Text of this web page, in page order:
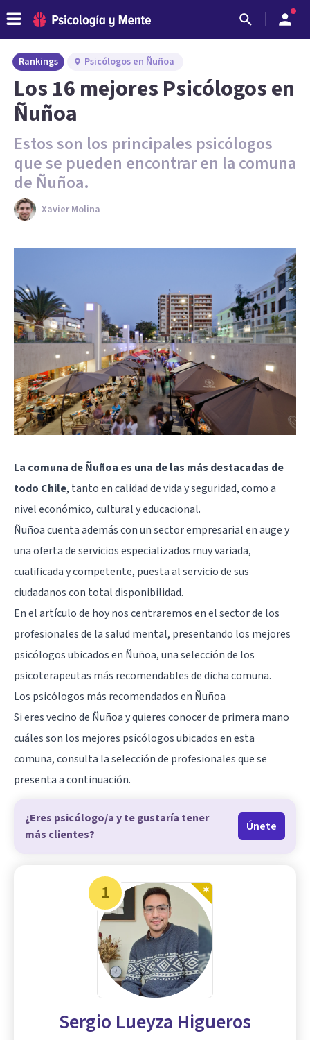
Rankings Psicólogos en Ñuñoa
Los 16 mejores Psicólogos en
Ñuñoa
Estos son los principales psicólogos
que se pueden encontrar en la comuna
de Ñuñoa.
Xavier Molina
La comuna de Ñuñoa es una de las más destacadas de
todo Chile, tanto en calidad de vida y seguridad, como a
nivel económico, cultural y educacional.
Ñuñoa cuenta además con un sector empresarial en auge y
una oferta de servicios especializados muy variada,
cualificada y competente, puesta al servicio de sus
ciudadanos con total disponibilidad.
En el artículo de hoy nos centraremos en el sector de los
profesionales de la salud mental, presentando los mejores
psicólogos ubicados en Ñuñoa, una selección de los
psicoterapeutas más recomendables de dicha comuna.
Los psicólogos más recomendados en Ñuñoa
Si eres vecino de Ñuñoa y quieres conocer de primera mano
cuáles son los mejores psicólogos ubicados en esta
comuna, consulta la selección de profesionales que se
presenta a continuación.
¿Eres psicólogo/a y te gustaría tener
más clientes?
Únete
1
Sergio Lueyza Higueros